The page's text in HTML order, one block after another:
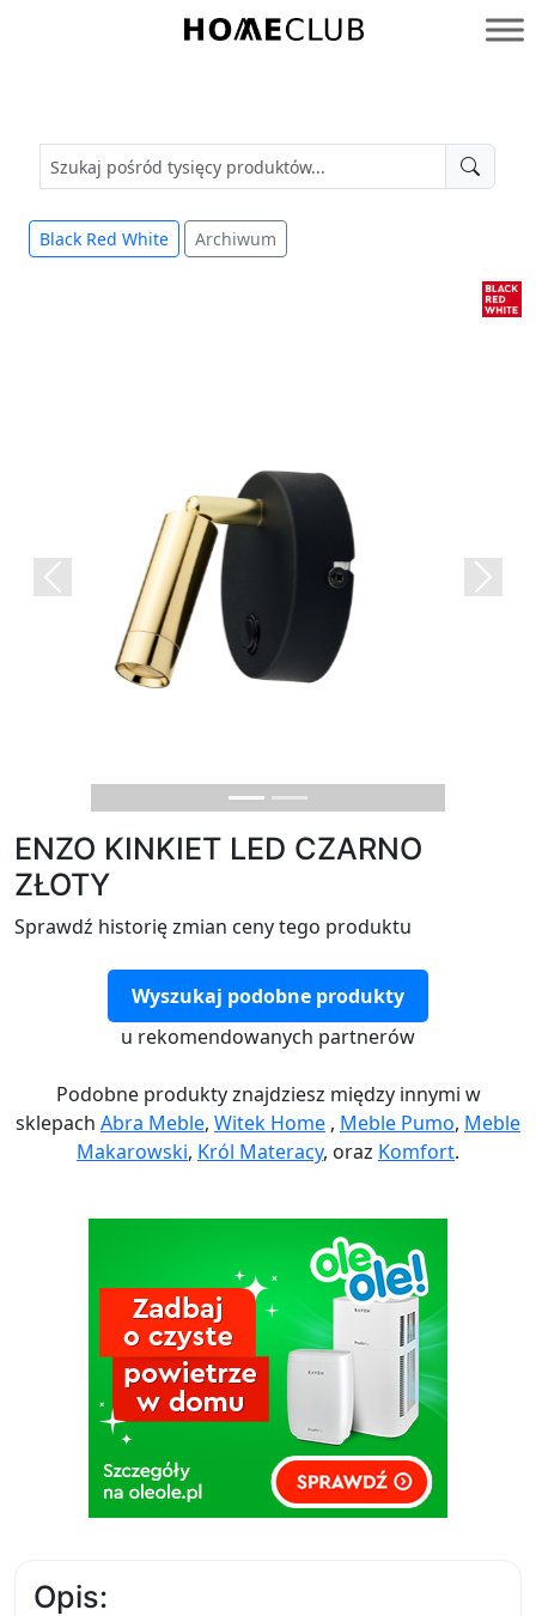
Homeclub
Black Red White Archiwum
Previous Next
ENZO KINKIET LED CZARNO
ZŁOTY
Sprawdź historię zmian ceny tego produktu
Wyszukaj podobne produkty
u rekomendowanych partnerów
Podobne produkty znajdziesz między innymi w
sklepach Abra Meble, Witek Home , Meble Pumo, Meble
Makarowski, Król Materacy, oraz Komfort.
Opis: